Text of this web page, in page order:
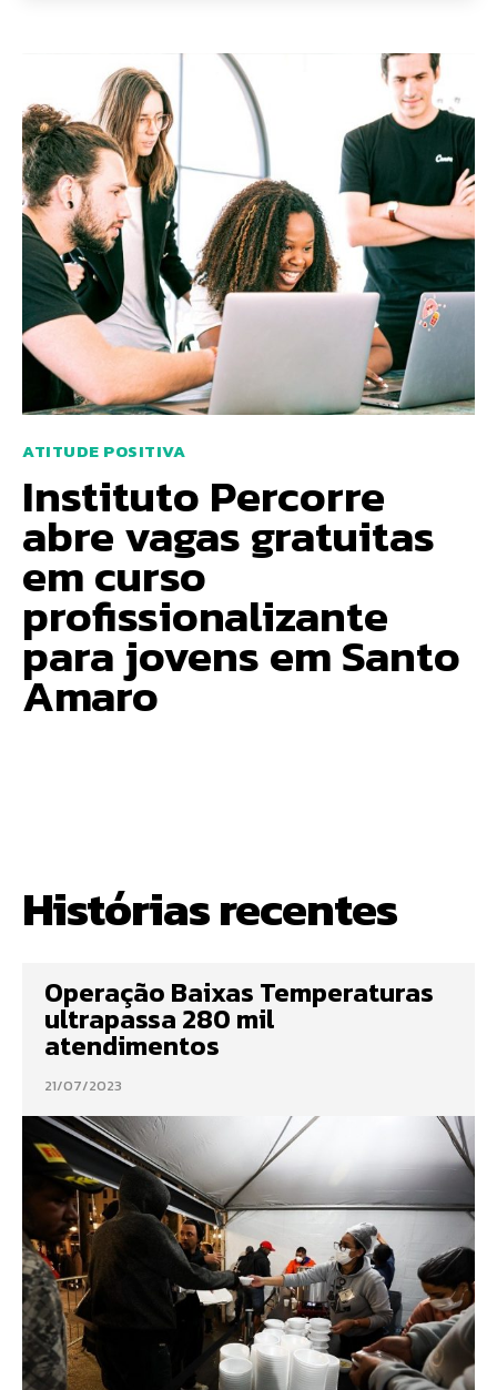
ATITUDE POSITIVA
Instituto Percorre
abre vagas gratuitas
em curso
profissionalizante
para jovens em Santo
Amaro
Histórias recentes
Operação Baixas Temperaturas
ultrapassa 280 mil
atendimentos
21/07/2023